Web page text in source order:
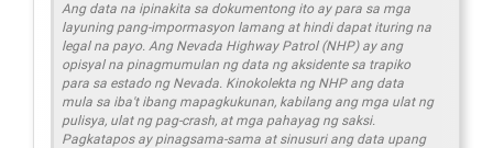
Ang data na ipinakita sa dokumentong ito ay para sa mga
layuning pang-impormasyon lamang at hindi dapat ituring na
legal na payo. Ang Nevada Highway Patrol (NHP) ay ang
opisyal na pinagmumulan ng data ng aksidente sa trapiko
para sa estado ng Nevada. Kinokolekta ng NHP ang data
mula sa iba't ibang mapagkukunan, kabilang ang mga ulat ng
pulisya, ulat ng pag-crash, at mga pahayag ng saksi.
Pagkatapos ay pinagsama-sama at sinusuri ang data upang